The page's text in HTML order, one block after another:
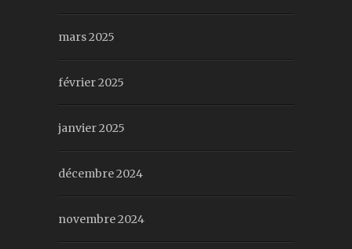
mars 2025
février 2025
janvier 2025
décembre 2024
novembre 2024